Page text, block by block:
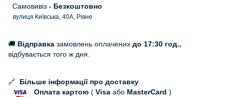
Самовивіз - Безкоштовно
вулиця Київська, 40А, Рівне
🚚 Відправка замовлень оплачених до 17:30 год.,
відбувається того ж дня.
🔗 Більше інформації про доставку
Оплата картою ( Visa або MasterCard )